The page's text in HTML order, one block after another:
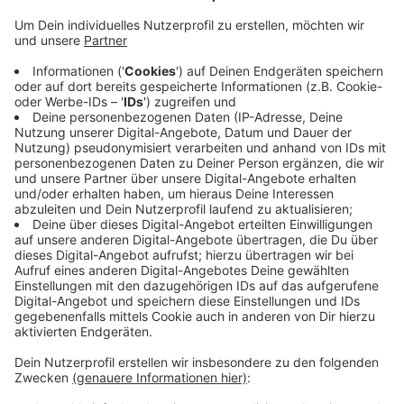
Trainings- und Spielbedingungen – ganzjährig und
wetterunabhängig.
Veröffentlicht: Montag, 28.07.2025 07:25
Anzeige
Der jetzige Ascheplatz ist veraltet und entspricht
nicht mehr den Anforderungen moderner Vereinsarbeit.
Mit einer Spendenaktion und Eigenleistungen will der
Verein zusätzliche Ausstattungen wie barrierefreie
Wege und Pflasterarbeiten finanzieren.
Anzeige